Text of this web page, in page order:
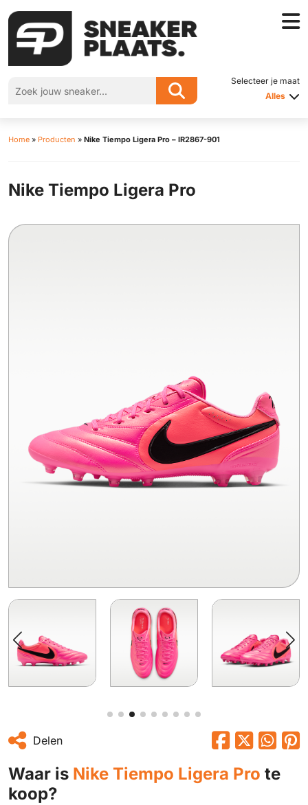
Selecteer je maat
Alles
Home » Producten » Nike Tiempo Ligera Pro – IR2867-901
Nike Tiempo Ligera Pro
Delen
Waar is Nike Tiempo Ligera Pro te
koop?